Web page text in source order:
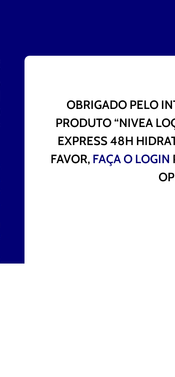
OBRIGADO PELO
PRODUTO “NIVEA
EXPRESS 48H
FAVOR, FAÇA O LOGIN